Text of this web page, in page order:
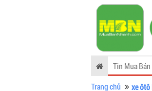
Tin Mua
Trang chủ
xe ôtô